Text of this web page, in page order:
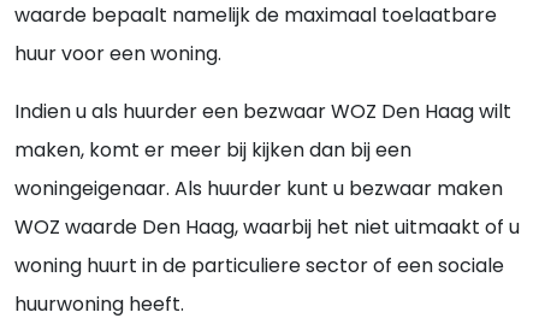
waarde bepaalt namelijk de maximaal toelaatbare
huur voor een woning.
Indien u als huurder een bezwaar WOZ Den Haag wilt
maken, komt er meer bij kijken dan bij een
woningeigenaar. Als huurder kunt u bezwaar maken
WOZ waarde Den Haag, waarbij het niet uitmaakt of u
woning huurt in de particuliere sector of een sociale
huurwoning heeft.